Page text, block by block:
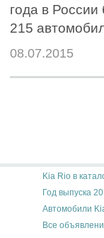
года в
215
08.07.2015
Kia Rio в
Год выпуска
Автомобили
Все